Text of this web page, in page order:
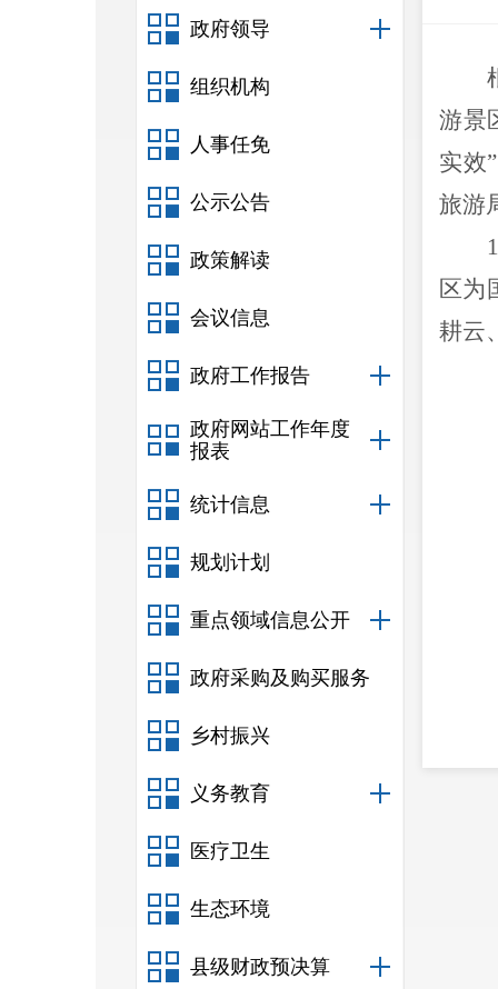
政府领导
组织机构
人事任免
公示公告
政策解读
会议信息
政府工作报告
政府网站工作年度
报表
统计信息
规划计划
重点领域信息公开
政府采购及购买服务
乡村振兴
义务教育
医疗卫生
生态环境
县级财政预决算
游景
实效
旅游
区为
耕云